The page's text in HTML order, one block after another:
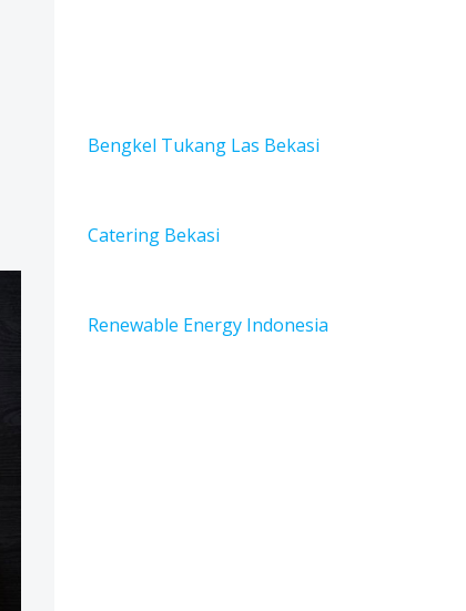
Bengkel Tukang Las Bekasi
Catering Bekasi
Renewable Energy Indonesia